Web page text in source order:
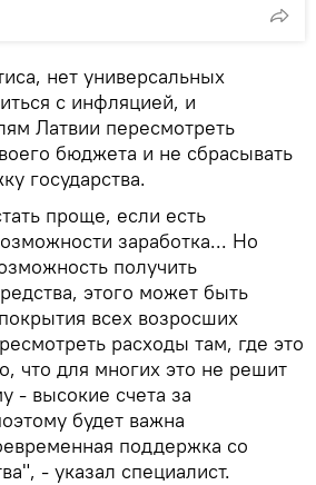
нет универсальных
с инфляцией, и
Латвии пересмотреть
бюджета и не сбрасывать
государства.
проще, если есть
заработка... Но
получить
этого может быть
всех возросших
расходы там, где это
что для многих это не решит
- высокие счета за
будет важна
поддержка со
- указал специалист.